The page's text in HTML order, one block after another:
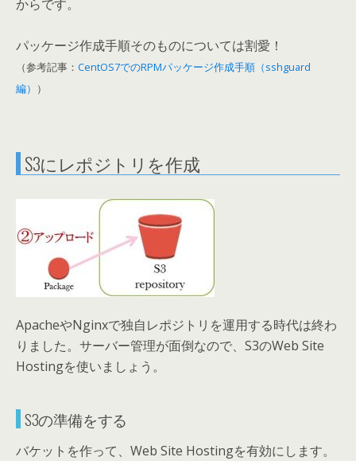
からです。
パッケージ作成手順そのものについては割愛！
（参考記事： CentOS7でのRPMパッケージ作成手順（sshguard
編） ）
S3にレポジトリを作成
ApacheやNginxで独自レポジトリを運用する時代は終わ
りました。サーバー管理が面倒なので、S3のWeb Site
Hostingを使いましょう。
S3の準備をする
バケットを作って、Web Site Hostingを有効にします。